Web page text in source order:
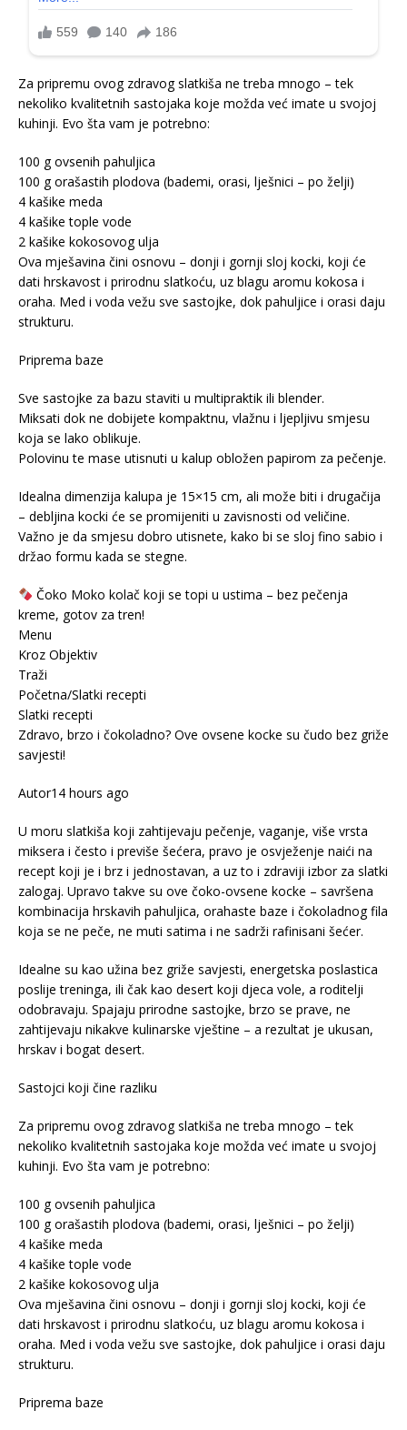
Za pripremu ovog zdravog slatkiša ne treba mnogo – tek
nekoliko kvalitetnih sastojaka koje možda već imate u svojoj
kuhinji. Evo šta vam je potrebno:
100 g ovsenih pahuljica
100 g orašastih plodova (bademi, orasi, lješnici – po želji)
4 kašike meda
4 kašike tople vode
2 kašike kokosovog ulja
Ova mješavina čini osnovu – donji i gornji sloj kocki, koji će
dati hrskavost i prirodnu slatkoću, uz blagu aromu kokosa i
oraha. Med i voda vežu sve sastojke, dok pahuljice i orasi daju
strukturu.
Priprema baze
Sve sastojke za bazu staviti u multipraktik ili blender.
Miksati dok ne dobijete kompaktnu, vlažnu i ljepljivu smjesu
koja se lako oblikuje.
Polovinu te mase utisnuti u kalup obložen papirom za pečenje.
Idealna dimenzija kalupa je 15×15 cm, ali može biti i drugačija
– debljina kocki će se promijeniti u zavisnosti od veličine.
Važno je da smjesu dobro utisnete, kako bi se sloj fino sabio i
držao formu kada se stegne.
Čoko Moko kolač koji se topi u ustima – bez pečenja
kreme, gotov za tren!
Menu
Kroz Objektiv
Traži
Početna/Slatki recepti
Slatki recepti
Zdravo, brzo i čokoladno? Ove ovsene kocke su čudo bez griže
savjesti!
Autor14 hours ago
U moru slatkiša koji zahtijevaju pečenje, vaganje, više vrsta
miksera i često i previše šećera, pravo je osvježenje naići na
recept koji je i brz i jednostavan, a uz to i zdraviji izbor za slatki
zalogaj. Upravo takve su ove čoko-ovsene kocke – savršena
kombinacija hrskavih pahuljica, orahaste baze i čokoladnog fila
koja se ne peče, ne muti satima i ne sadrži rafinisani šećer.
Idealne su kao užina bez griže savjesti, energetska poslastica
poslije treninga, ili čak kao desert koji djeca vole, a roditelji
odobravaju. Spajaju prirodne sastojke, brzo se prave, ne
zahtijevaju nikakve kulinarske vještine – a rezultat je ukusan,
hrskav i bogat desert.
Sastojci koji čine razliku
Za pripremu ovog zdravog slatkiša ne treba mnogo – tek
nekoliko kvalitetnih sastojaka koje možda već imate u svojoj
kuhinji. Evo šta vam je potrebno:
100 g ovsenih pahuljica
100 g orašastih plodova (bademi, orasi, lješnici – po želji)
4 kašike meda
4 kašike tople vode
2 kašike kokosovog ulja
Ova mješavina čini osnovu – donji i gornji sloj kocki, koji će
dati hrskavost i prirodnu slatkoću, uz blagu aromu kokosa i
oraha. Med i voda vežu sve sastojke, dok pahuljice i orasi daju
strukturu.
Priprema baze